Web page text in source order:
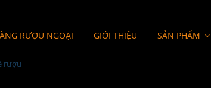
RƯỢU NGOẠI GIỚI THIỆU SẢN PHẨM
rượu